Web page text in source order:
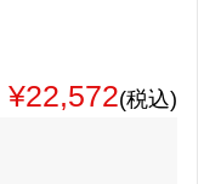
¥22,572(税込)